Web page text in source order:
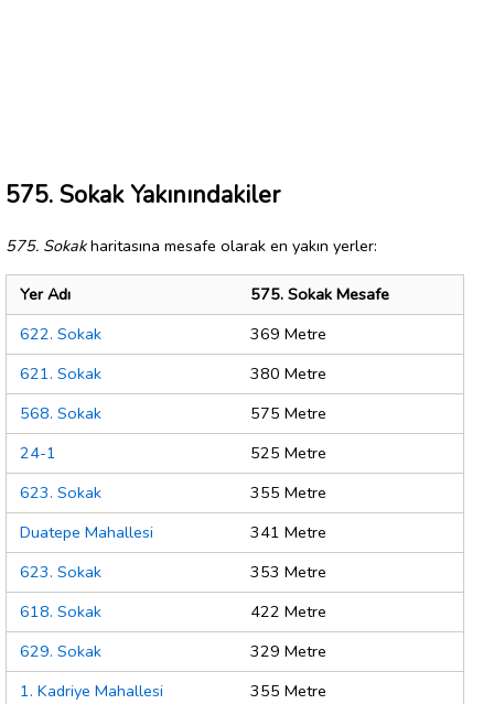
575. Sokak Yakınındakiler
575. Sokakharitasına mesafe olarak en yakın yerler:
Yer Adı
575. Sokak Mesafe
622. Sokak
369 Metre
621. Sokak
380 Metre
568. Sokak
575 Metre
24-1
525 Metre
623. Sokak
355 Metre
Duatepe Mahallesi
341 Metre
623. Sokak
353 Metre
618. Sokak
422 Metre
629. Sokak
329 Metre
1. Kadriye Mahallesi
355 Metre